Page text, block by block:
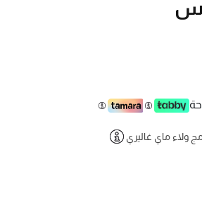
ولاء ماي غاليري